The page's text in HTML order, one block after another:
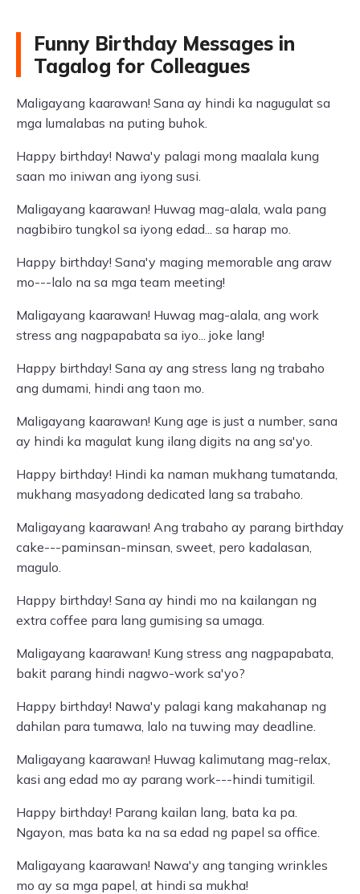
Funny Birthday Messages in
Tagalog for Colleagues
Maligayang kaarawan! Sana ay hindi ka nagugulat sa
mga lumalabas na puting buhok.
Happy birthday! Nawa'y palagi mong maalala kung
saan mo iniwan ang iyong susi.
Maligayang kaarawan! Huwag mag-alala, wala pang
nagbibiro tungkol sa iyong edad... sa harap mo.
Happy birthday! Sana'y maging memorable ang araw
mo---lalo na sa mga team meeting!
Maligayang kaarawan! Huwag mag-alala, ang work
stress ang nagpapabata sa iyo... joke lang!
Happy birthday! Sana ay ang stress lang ng trabaho
ang dumami, hindi ang taon mo.
Maligayang kaarawan! Kung age is just a number, sana
ay hindi ka magulat kung ilang digits na ang sa'yo.
Happy birthday! Hindi ka naman mukhang tumatanda,
mukhang masyadong dedicated lang sa trabaho.
Maligayang kaarawan! Ang trabaho ay parang birthday
cake---paminsan-minsan, sweet, pero kadalasan,
magulo.
Happy birthday! Sana ay hindi mo na kailangan ng
extra coffee para lang gumising sa umaga.
Maligayang kaarawan! Kung stress ang nagpapabata,
bakit parang hindi nagwo-work sa'yo?
Happy birthday! Nawa'y palagi kang makahanap ng
dahilan para tumawa, lalo na tuwing may deadline.
Maligayang kaarawan! Huwag kalimutang mag-relax,
kasi ang edad mo ay parang work---hindi tumitigil.
Happy birthday! Parang kailan lang, bata ka pa.
Ngayon, mas bata ka na sa edad ng papel sa office.
Maligayang kaarawan! Nawa'y ang tanging wrinkles
mo ay sa mga papel, at hindi sa mukha!